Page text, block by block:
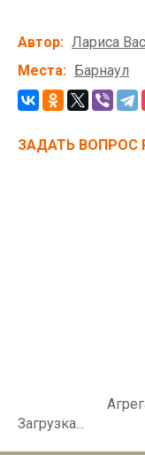
Автор
Лариса
Места
Барнаул
ЗАДАТЬ ВОПРОС
Загрузка...